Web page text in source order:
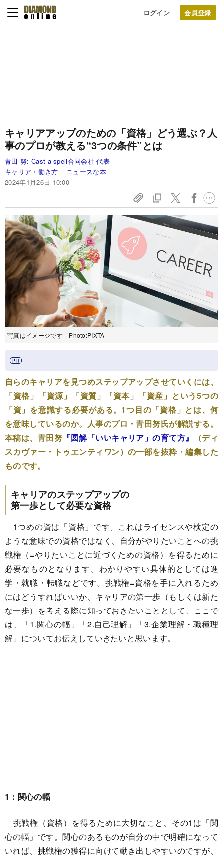
ログイン
キャリアアップのための「資格」どう選ぶ？人
事のプロが教える“3つの条件”とは
青田 努: Cast a spell合同会社 代表
キャリア・働き方
ニュースな本
2024年1月26日 10:00
写真はイメージです Photo:PIXTA
自らのキャリアを見つめステップアップさせていくには、
「資格」「資源」「資質」「資本」「資産」という5つの
「資」を意識する必要がある。1つ目の「資格」とは、何
を意味しているのか。人事のプロ・青田努氏が解説する。
本稿は、青田努 『図解「いいキャリア」の育て方』
（ディ
スカヴァー・トゥエンティワン）の一部を抜粋・編集した
ものです。
キャリアのステップアップの
第一歩として必要な資格
1つめの資は「資格」です。これはライセンスや検定の
ような意味での資格ではなく、自分がやりたいことへの挑
戦権（=やりたいことに近づくための資格）を得るために
必要なものとなります。わかりやすい具体的としては進
学・就職・転職などです。挑戦権=資格を手に入れるため
にはどうすればいいか、キャリアの第一歩（もしくは新た
な一歩）を考える際に知っておきたいこととして、ここで
は、「1.関心の幅」「2.自己理解」「3.企業理解・職種理
解」についてお伝えしていきたいと思います。
1：関心の幅
挑戦権（資格）を得るために大切なこと、その1は「関
心の幅」です。関心のあるものが自分の中で明確になって
いれば、挑戦権の獲得に向けて動き出しやすいのですが、